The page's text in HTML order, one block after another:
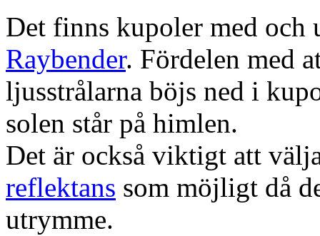
Det finns kupoler med och
Raybender. Fördelen med
ljusstrålarna böjs ned i
solen står på himlen.
Det är också viktigt att
reflektans som möjligt då
utrymme.